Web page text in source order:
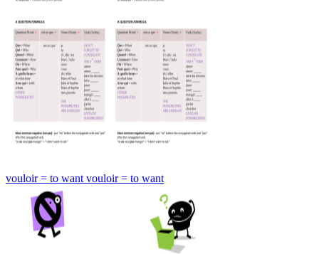
vouloir = to want vouloir = to want